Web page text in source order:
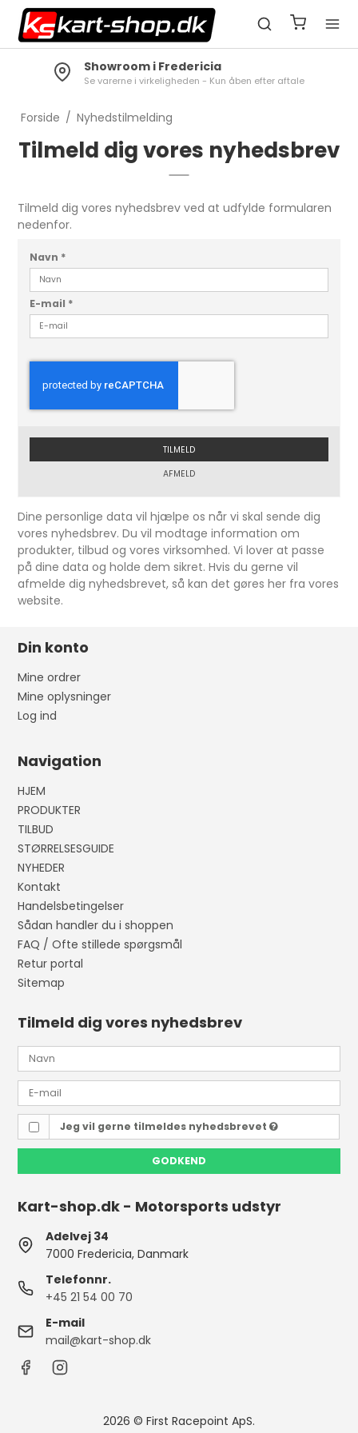
Showroom i Fredericia
Se varerne i virkeligheden - Kun åben efter aftale
Forside / Nyhedstilmelding
Tilmeld dig vores nyhedsbrev
Tilmeld dig vores nyhedsbrev ved at udfylde formularen
nedenfor.
Navn *
E-mail *
TILMELD
AFMELD
Dine personlige data vil hjælpe os når vi skal sende dig
vores nyhedsbrev. Du vil modtage information om
produkter, tilbud og vores virksomhed. Vi lover at passe
på dine data og holde dem sikret. Hvis du gerne vil
afmelde dig nyhedsbrevet, så kan det gøres her fra vores
website.
Din konto
Mine ordrer
Mine oplysninger
Log ind
Navigation
HJEM
PRODUKTER
TILBUD
STØRRELSESGUIDE
NYHEDER
Kontakt
Handelsbetingelser
Sådan handler du i shoppen
FAQ / Ofte stillede spørgsmål
Retur portal
Sitemap
Tilmeld dig vores nyhedsbrev
Jeg vil gerne tilmeldes nyhedsbrevet
GODKEND
Kart-shop.dk - Motorsports udstyr
Adelvej 34
7000 Fredericia, Danmark
Telefonnr.
+45 21 54 00 70
E-mail
mail@kart-shop.dk
2026 © First Racepoint ApS.